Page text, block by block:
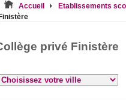
Accueil
Etablissements
Finistère
privé Finistère